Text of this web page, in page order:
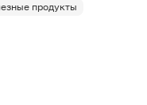
продукты